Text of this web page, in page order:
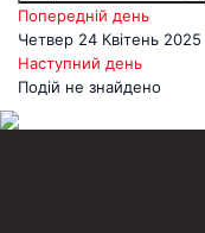
Попередній день
Четвер 24 Квітень 2025
Наступний день
Подій не знайдено